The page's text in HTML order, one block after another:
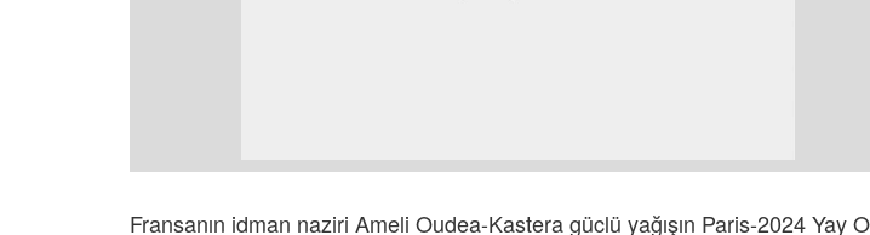
Fransanın idman naziri Ameli Oudea-Kastera güclü yağışın Paris-2024 Yay